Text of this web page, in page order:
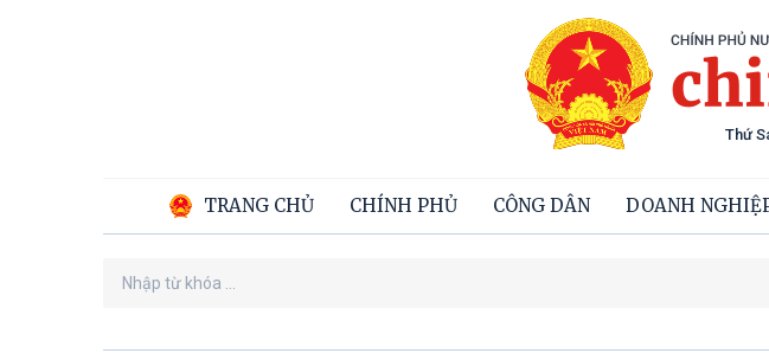
TRANG CHỦ CHÍNH PHỦ CÔNG DÂN DOANH
Thứ